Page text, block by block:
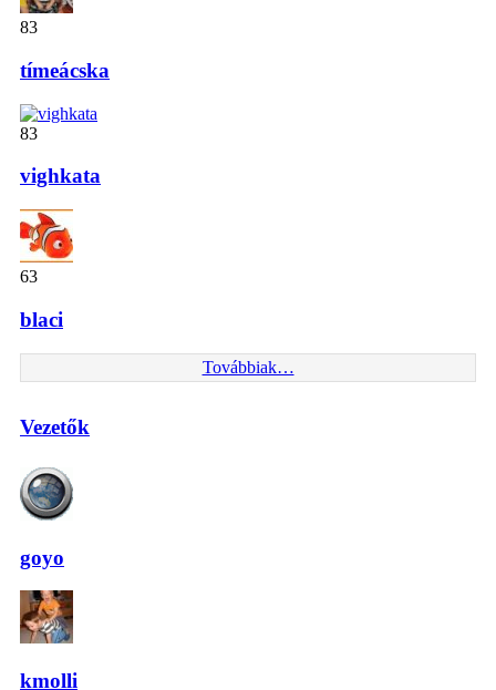
83
tímeácska
83
vighkata
63
blaci
Továbbiak…
Vezetők
goyo
kmolli